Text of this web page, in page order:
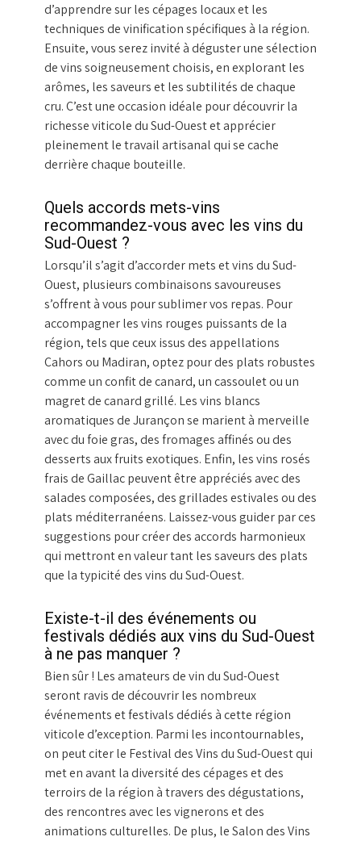
d’apprendre sur les cépages locaux et les
techniques de vinification spécifiques à la région.
Ensuite, vous serez invité à déguster une sélection
de vins soigneusement choisis, en explorant les
arômes, les saveurs et les subtilités de chaque
cru. C’est une occasion idéale pour découvrir la
richesse viticole du Sud-Ouest et apprécier
pleinement le travail artisanal qui se cache
derrière chaque bouteille.
Quels accords mets-vins
recommandez-vous avec les vins du
Sud-Ouest ?
Lorsqu’il s’agit d’accorder mets et vins du Sud-
Ouest, plusieurs combinaisons savoureuses
s’offrent à vous pour sublimer vos repas. Pour
accompagner les vins rouges puissants de la
région, tels que ceux issus des appellations
Cahors ou Madiran, optez pour des plats robustes
comme un confit de canard, un cassoulet ou un
magret de canard grillé. Les vins blancs
aromatiques de Jurançon se marient à merveille
avec du foie gras, des fromages affinés ou des
desserts aux fruits exotiques. Enfin, les vins rosés
frais de Gaillac peuvent être appréciés avec des
salades composées, des grillades estivales ou des
plats méditerranéens. Laissez-vous guider par ces
suggestions pour créer des accords harmonieux
qui mettront en valeur tant les saveurs des plats
que la typicité des vins du Sud-Ouest.
Existe-t-il des événements ou
festivals dédiés aux vins du Sud-Ouest
à ne pas manquer ?
Bien sûr ! Les amateurs de vin du Sud-Ouest
seront ravis de découvrir les nombreux
événements et festivals dédiés à cette région
viticole d’exception. Parmi les incontournables,
on peut citer le Festival des Vins du Sud-Ouest qui
met en avant la diversité des cépages et des
terroirs de la région à travers des dégustations,
des rencontres avec les vignerons et des
animations culturelles. De plus, le Salon des Vins